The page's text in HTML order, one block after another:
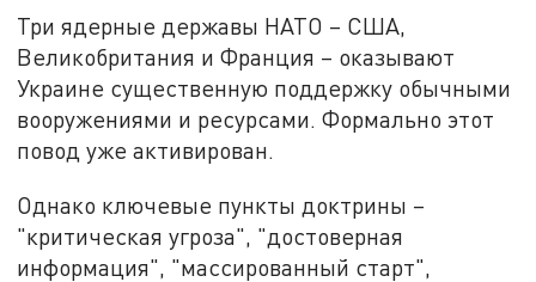
Три ядерные державы НАТО – США,
Великобритания и Франция – оказывают
Украине существенную поддержку обычными
вооружениями и ресурсами. Формально этот
повод уже активирован.
Однако ключевые пункты доктрины –
"критическая угроза", "достоверная
информация", "массированный старт",